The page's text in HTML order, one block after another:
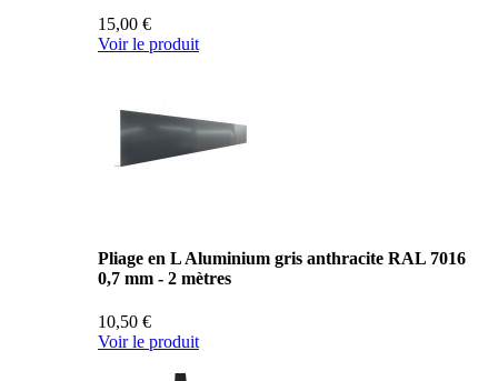
15,00 €
Voir le produit
Pliage en L Aluminium gris anthracite RAL 7016
0,7 mm - 2 mètres
10,50 €
Voir le produit